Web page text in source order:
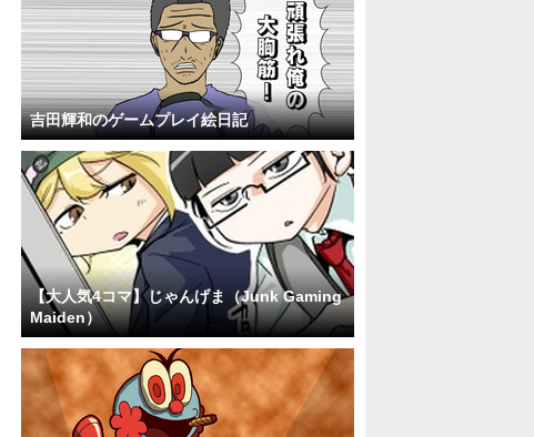
吉田輝和のゲームプレイ絵日記
【大人気4コマ】じゃんげま（Junk Gaming
Maiden）